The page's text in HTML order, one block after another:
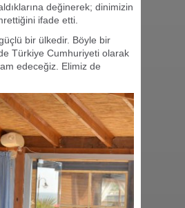
değinerek; dinimizin
ifade etti.
bir ülkedir. Böyle bir
Türkiye Cumhuriyeti olarak
edeceğiz. Elimiz de